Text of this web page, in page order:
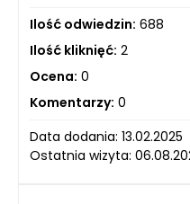
Ilość odwiedzin: 688
Ilość kliknięć: 2
Ocena: 0
Komentarzy: 0
Data dodania: 13.02.2025
Ostatnia wizyta: